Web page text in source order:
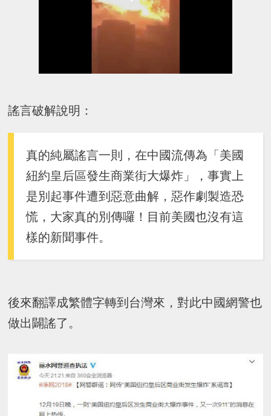
謠言破解說明：
真的純屬謠言一則，在中國流傳為「美國
紐約皇后區發生商業街大爆炸」，事實上
是別起事件遭到惡意曲解，惡作劇製造恐
慌，大家真的別傳囉！目前美國也沒有這
樣的新聞事件。
後來翻譯成繁體字轉到台灣來，對此中國網警也
做出闢謠了。